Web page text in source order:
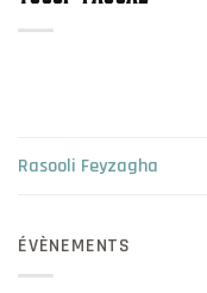
Rasooli Feyzagha
ÉVÈNEMENTS